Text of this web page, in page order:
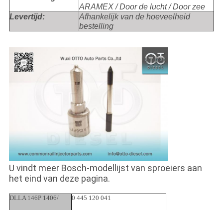
ARAMEX / Door de lucht / Door zee
Levertijd:
Afhankelijk van de hoeveelheid
bestelling
U vindt meer Bosch-modellijst van sproeiers aan
het eind van deze pagina.
DLLA 146P 1406/ 0 445 120 041